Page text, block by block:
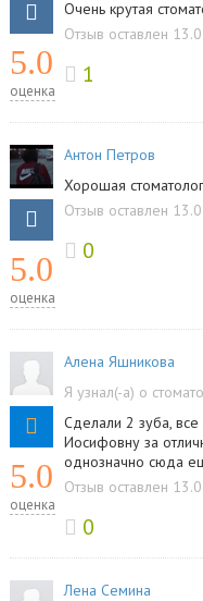
5.0
оценка
Очень крутая
Отзыв оставлен
1
5.0
оценка
Антон Петров
Хорошая
Отзыв оставлен
0
5.0
оценка
Алена Яшникова
Я узнал(-а) о
Сделали 2 зуба,
Иосифовну за
однозначно сюда
Отзыв оставлен
0
Лена Семина